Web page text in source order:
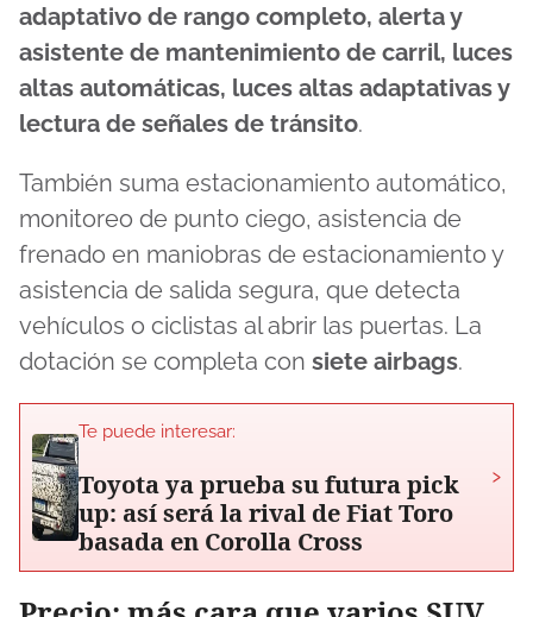
adaptativo de rango completo, alerta y
asistente de mantenimiento de carril, luces
altas automáticas, luces altas adaptativas y
lectura de señales de tránsito.
También suma estacionamiento automático,
monitoreo de punto ciego, asistencia de
frenado en maniobras de estacionamiento y
asistencia de salida segura, que detecta
vehículos o ciclistas al abrir las puertas. La
dotación se completa con siete airbags.
Te puede interesar:
Toyota ya prueba su futura pick
up: así será la rival de Fiat Toro
basada en Corolla Cross
›